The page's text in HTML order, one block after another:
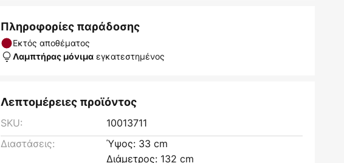
Πληροφορίες παράδοσης
Εκτός αποθέματος
Λαμπτήρας μόνιμα εγκατεστημένος
Λεπτομέρειες προϊόντος
SKU:
10013711
Διαστάσεις:
Ύψος: 33 cm
Διάμετρος: 132 cm